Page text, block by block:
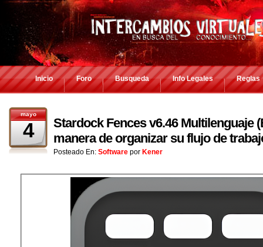
Inicio Foro Busqueda Info Legales Reglas
mayo
4
Stardock Fences v6.46 Multilenguaje
manera de organizar su flujo de
Posteado En: Software por Kener